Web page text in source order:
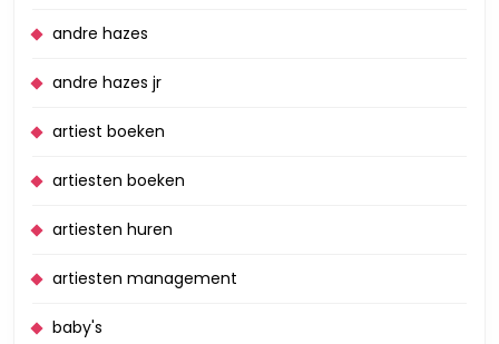
andre hazes
andre hazes jr
artiest boeken
artiesten boeken
artiesten huren
artiesten management
baby's